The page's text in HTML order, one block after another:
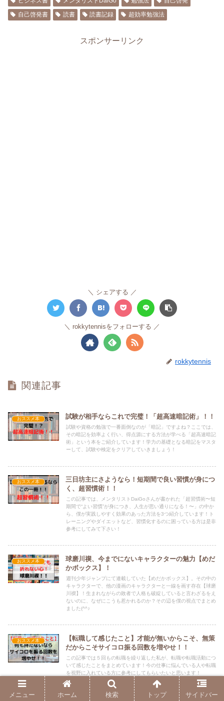
自己啓発書
読書 読書記録 超効率勉強法
スポンサーリンク
シェアする
rokkytennisをフォローする
rokkytennis
関連記事
おススメ本 試験が相手ならこれで完璧！「超高速暗記術」！！
試験や資格の勉強で一番面倒なのが「暗記」ですよね？ここでは、
その暗記を効率よく行い、得点源にする方法が学べる「超高速暗記
術」という本をご紹介しています！学力の基礎となる暗記をマスタ
ーして、試験や検定をクリアしていきましょう！
おススメ本
三日坊主にさようなら！短期間で良い習慣が身につ
く、超習慣術！！
この記事では、メンタリストDaiGoさんが書かれた「超習慣術〜短
期間で“よい習慣”が身につき、人生が思い通りになる！〜」の中か
ら、僕が実践しやすく効果のあった方法を3つ紹介しています！ト
レーニングやダイエットなど、習慣化するのに困っている方は是非
参考にしてみて下さい！
おススメ本
球磨川禊、今までにないキャラクターの魅力【めだ
かボックス】！
週刊少年ジャンプにて連載していた【めだかボックス】。その中の
キャラクターで、他の漫画のキャラクターと一線を画す存在【球磨
川禊】！生まれながらの敗者で人格も破綻していると言わざるをえ
ないのに、なぜにこうも惹かれるのか？その辺を僕の視点でまとめ
ました(^^♪
おススメ本
【転職して感じたこと】才能が無いからこそ、無策
だからこそサイコロ振る回数を増やせ！！
この記事では５回もの転職を繰り返した私が、転職や転職活動につ
いて感じたことをまとめています！今の仕事に悩んでいる人や転職
を視野に入れている方に参考にしてもらいたいと思います！
メニュー ホーム 検索 トップ サイドバー